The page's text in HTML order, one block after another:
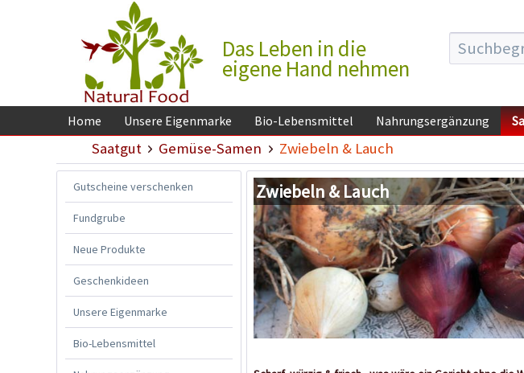
Das Leben in die
eigene Hand nehmen
Home Unsere Eigenmarke Bio-Lebensmittel Nahrungsergänzung
Saatgut Gemüse-Samen Zwiebeln & Lauch
Gutscheine verschenken
Fundgrube
Neue Produkte
Geschenkideen
Unsere Eigenmarke
Bio-Lebensmittel
Zwiebeln & Lauch